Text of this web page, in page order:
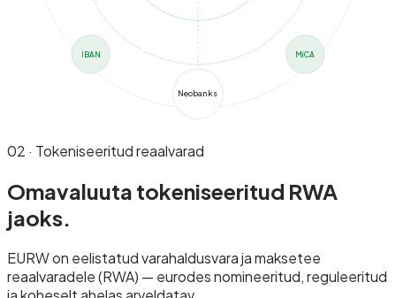
Neobanks
IBAN MiCA
02 · Tokeniseeritud reaalvarad
Omavaluuta tokeniseeritud RWA
jaoks.
EURW on eelistatud varahaldusvara ja maksetee
reaalvaradele (RWA) — eurodes nomineeritud, reguleeritud